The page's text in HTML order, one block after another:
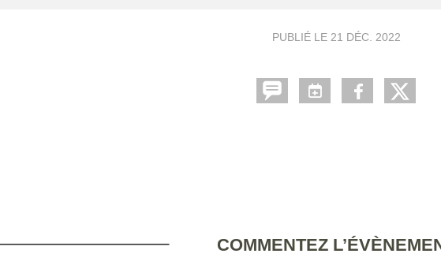
PUBLIÉ LE 21 DÉC. 2022
COMMENTEZ